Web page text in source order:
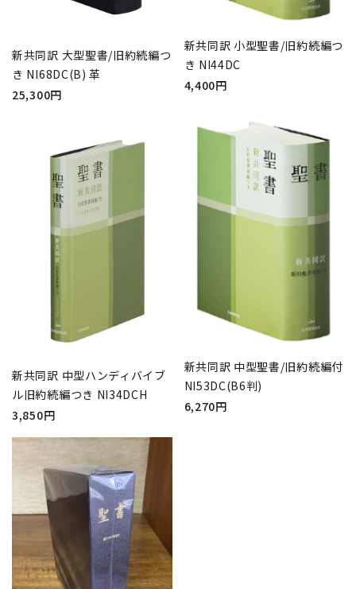
新共同訳 大型聖書/旧約続編つ
き NI68DC(B) 革
25,300円
新共同訳 小型聖書/旧約続編つ
き NI44DC
4,400円
新共同訳 中型ハンディバイブ
ル旧約続編つき NI34DCH
3,850円
新共同訳 中型聖書/旧約続編付
NI53DC(B6判)
6,270円